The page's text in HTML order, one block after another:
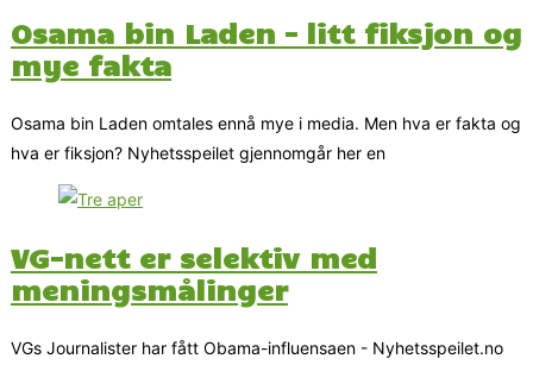
Osama bin Laden – litt fiksjon og
mye fakta
Osama bin Laden omtales ennå mye i media. Men hva er fakta og
hva er fiksjon? Nyhetsspeilet gjennomgår her en
VG-nett er selektiv med
meningsmålinger
VGs Journalister har fått Obama-influensaen - Nyhetsspeilet.no